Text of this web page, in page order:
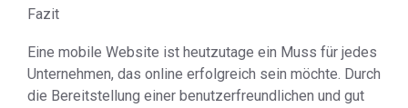
Fazit
Eine mobile Website ist heutzutage ein Muss für jedes
Unternehmen, das online erfolgreich sein möchte. Durch
die Bereitstellung einer benutzerfreundlichen und gut